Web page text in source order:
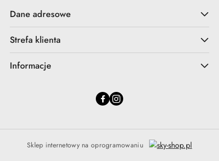
Dane adresowe
Strefa klienta
Informacje
Sklep internetowy na oprogramowaniu